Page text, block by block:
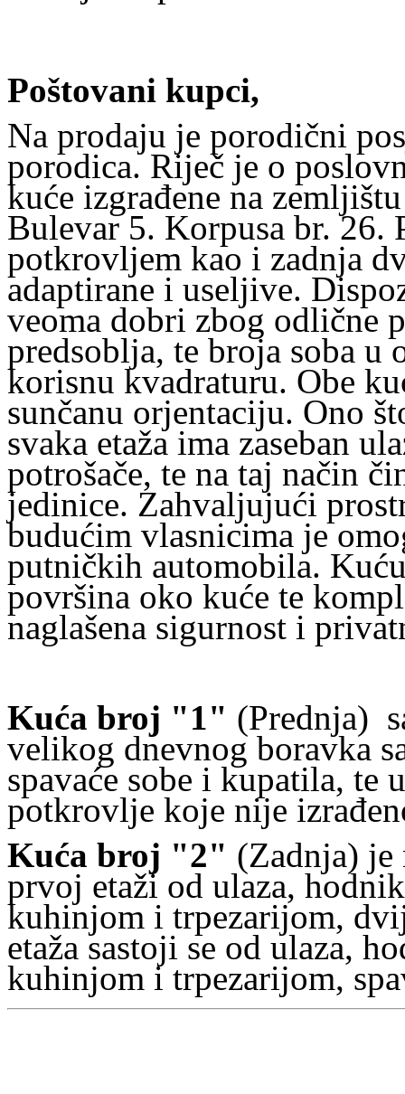
Poštovani kupci,
Na prodaju je porodični
porodica. Riječ je o
kuće izgrađene na
Bulevar 5. Korpusa br. 26.
potkrovljem kao i zadnja
adaptirane i useljive.
veoma dobri zbog odlične
predsoblja, te broja soba u
korisnu kvadraturu. Obe
sunčanu orjentaciju. Ono
svaka etaža ima zaseban
potrošače, te na taj način
jedinice. Zahvaljujući
budućim vlasnicima je
putničkih automobila.
površina oko kuće te
naglašena sigurnost i
Kuća broj "1" (Prednja)
velikog dnevnog boravka
spavaće sobe i kupatila, te
potkrovlje koje nije
Kuća broj "2" (Zadnja) je
prvoj etaži od ulaza,
kuhinjom i trpezarijom,
etaža sastoji se od ulaza,
kuhinjom i trpezarijom,